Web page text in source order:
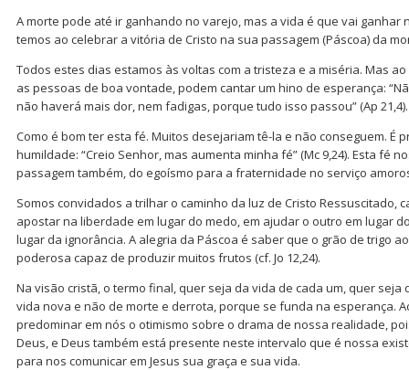
A morte pode até ir ganhando no varejo, mas a vida é que vai ganhar
temos ao celebrar a vitória de Cristo na sua passagem (Páscoa) da
Todos estes dias estamos às voltas com a tristeza e a miséria. Mas
as pessoas de boa vontade, podem cantar um hino de esperança:
não haverá mais dor, nem fadigas, porque tudo isso passou” (Ap 21,4).
Como é bom ter esta fé. Muitos desejariam tê-la e não conseguem. É
humildade: “Creio Senhor, mas aumenta minha fé” (Mc 9,24). Esta fé
passagem também, do egoísmo para a fraternidade no serviço
Somos convidados a trilhar o caminho da luz de Cristo Ressuscitado,
apostar na liberdade em lugar do medo, em ajudar o outro em lugar
lugar da ignorância. A alegria da Páscoa é saber que o grão de trigo
poderosa capaz de produzir muitos frutos (cf. Jo 12,24).
Na visão cristã, o termo final, quer seja da vida de cada um, quer seja
vida nova e não de morte e derrota, porque se funda na esperança.
predominar em nós o otimismo sobre o drama de nossa realidade,
Deus, e Deus também está presente neste intervalo que é nossa
para nos comunicar em Jesus sua graça e sua vida.